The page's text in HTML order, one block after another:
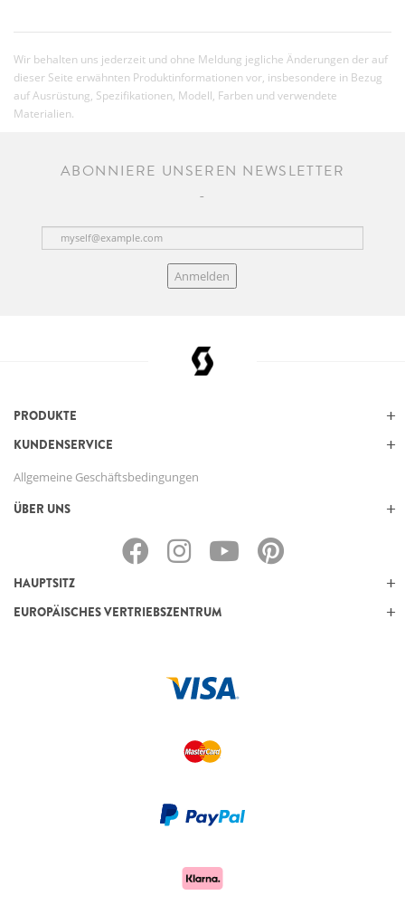
Wir behalten uns jederzeit und ohne Meldung jegliche Änderungen der auf
dieser Seite erwähnten Produktinformationen vor, insbesondere in Bezug
auf Ausrüstung, Spezifikationen, Modell, Farben und verwendete
Materialien.
ABONNIERE UNSEREN NEWSLETTER
Anmelden
PRODUKTE
KUNDENSERVICE
Allgemeine Geschäftsbedingungen
ÜBER UNS
HAUPTSITZ
EUROPÄISCHES VERTRIEBSZENTRUM